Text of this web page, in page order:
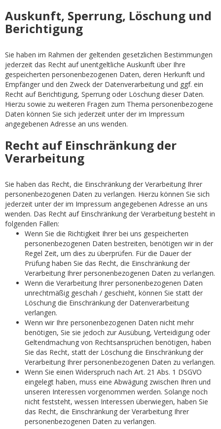
Auskunft, Sperrung, Löschung und
Berichtigung
Sie haben im Rahmen der geltenden gesetzlichen Bestimmungen
jederzeit das Recht auf unentgeltliche Auskunft über Ihre
gespeicherten personenbezogenen Daten, deren Herkunft und
Empfänger und den Zweck der Datenverarbeitung und ggf. ein
Recht auf Berichtigung, Sperrung oder Löschung dieser Daten.
Hierzu sowie zu weiteren Fragen zum Thema personenbezogene
Daten können Sie sich jederzeit unter der im Impressum
angegebenen Adresse an uns wenden.
Recht auf Einschränkung der
Verarbeitung
Sie haben das Recht, die Einschränkung der Verarbeitung Ihrer
personenbezogenen Daten zu verlangen. Hierzu können Sie sich
jederzeit unter der im Impressum angegebenen Adresse an uns
wenden. Das Recht auf Einschränkung der Verarbeitung besteht in
folgenden Fällen:
Wenn Sie die Richtigkeit Ihrer bei uns gespeicherten
personenbezogenen Daten bestreiten, benötigen wir in der
Regel Zeit, um dies zu überprüfen. Für die Dauer der
Prüfung haben Sie das Recht, die Einschränkung der
Verarbeitung Ihrer personenbezogenen Daten zu verlangen.
Wenn die Verarbeitung Ihrer personenbezogenen Daten
unrechtmäßig geschah / geschieht, können Sie statt der
Löschung die Einschränkung der Datenverarbeitung
verlangen.
Wenn wir Ihre personenbezogenen Daten nicht mehr
benötigen, Sie sie jedoch zur Ausübung, Verteidigung oder
Geltendmachung von Rechtsansprüchen benötigen, haben
Sie das Recht, statt der Löschung die Einschränkung der
Verarbeitung Ihrer personenbezogenen Daten zu verlangen.
Wenn Sie einen Widerspruch nach Art. 21 Abs. 1 DSGVO
eingelegt haben, muss eine Abwägung zwischen Ihren und
unseren Interessen vorgenommen werden. Solange noch
nicht feststeht, wessen Interessen überwiegen, haben Sie
das Recht, die Einschränkung der Verarbeitung Ihrer
personenbezogenen Daten zu verlangen.